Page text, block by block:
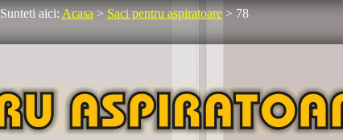
Sunteti aici: Acasa > Saci pentru aspiratoare> 78